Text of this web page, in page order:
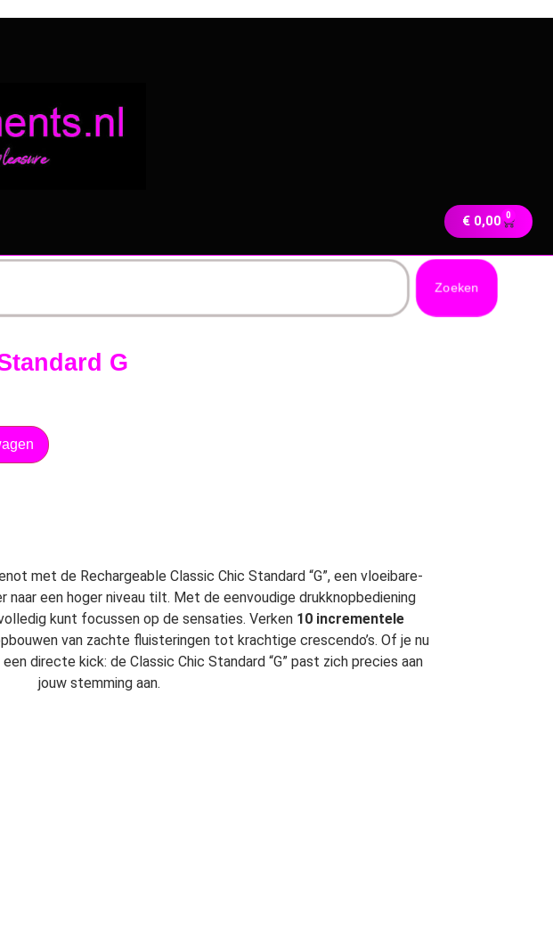
€0,00 0
Zoeken
G
met de Rechargeable Classic Chic Standard “G”, een vloeibare-
naar een hoger niveau tilt. Met de eenvoudige drukknopbediening
kunt focussen op de sensaties. Verken 10 incrementele
van zachte fluisteringen tot krachtige crescendo’s. Of je nu
directe kick: de Classic Chic Standard “G” past zich precies aan
jouw stemming aan.